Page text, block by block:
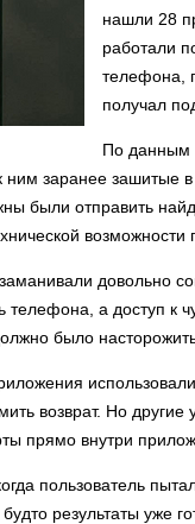
нашли 28
работали
телефона,
получал
По данным
заранее зашитые
были отправить
возможности
а доступ к
было
возврат. Но
прямо внутри
пользователь
результаты уже